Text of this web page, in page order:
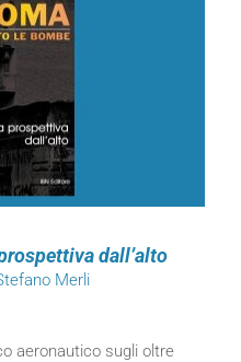
dall’alto
Merli
aeronautico sugli oltre